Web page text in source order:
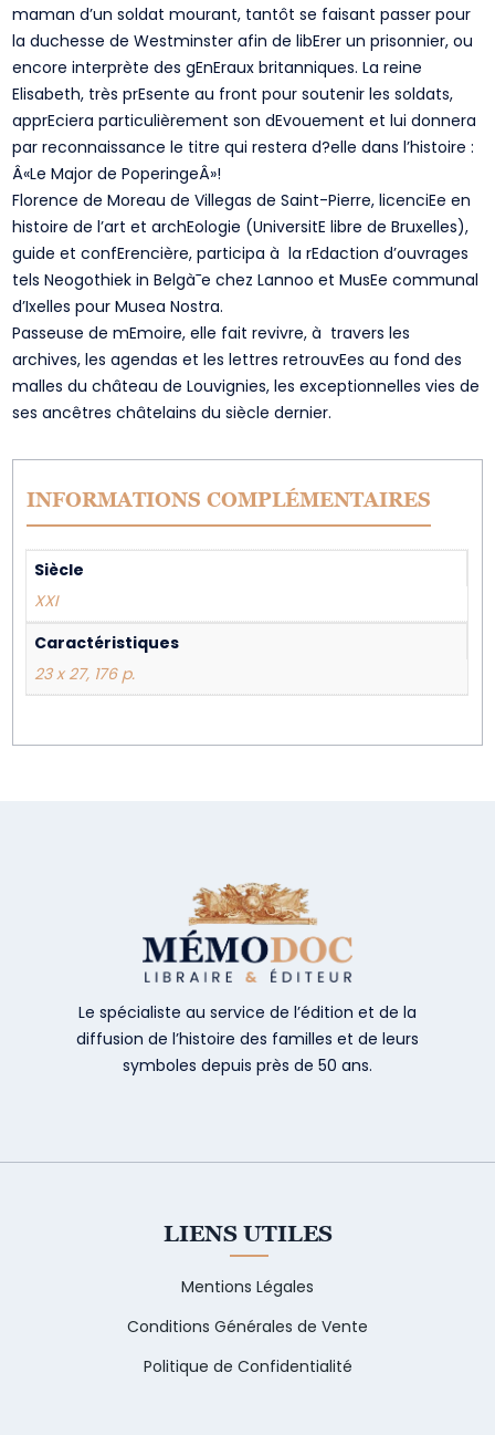
maman d’un soldat mourant, tantôt se faisant passer pour
la duchesse de Westminster afin de libErer un prisonnier, ou
encore interprète des gEnEraux britanniques. La reine
Elisabeth, très prEsente au front pour soutenir les soldats,
apprEciera particulièrement son dEvouement et lui donnera
par reconnaissance le titre qui restera d?elle dans l’histoire :
Â«Le Major de PoperingeÂ»!
Florence de Moreau de Villegas de Saint-Pierre, licenciEe en
histoire de l’art et archEologie (UniversitE libre de Bruxelles),
guide et confErencière, participa à la rEdaction d’ouvrages
tels Neogothiek in Belgà¯e chez Lannoo et MusEe communal
d’Ixelles pour Musea Nostra.
Passeuse de mEmoire, elle fait revivre, à travers les
archives, les agendas et les lettres retrouvEes au fond des
malles du château de Louvignies, les exceptionnelles vies de
ses ancêtres châtelains du siècle dernier.
INFORMATIONS COMPLÉMENTAIRES
Siècle
XXI
Caractéristiques
23 x 27, 176 p.
Le spécialiste au service de l’édition et de la
diffusion de l’histoire des familles et de leurs
symboles depuis près de 50 ans.
LIENS UTILES
Mentions Légales
Conditions Générales de Vente
Politique de Confidentialité